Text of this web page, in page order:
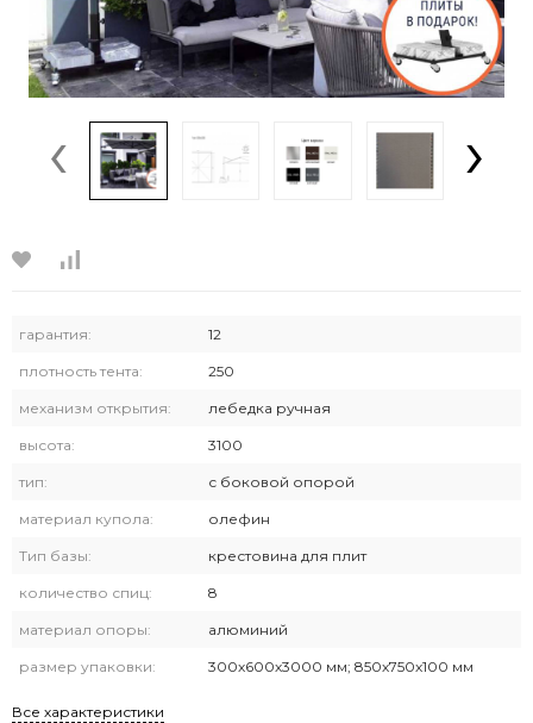
‹ ›
гарантия: 12
плотность тента: 250
механизм открытия: лебедка ручная
высота: 3100
тип: с боковой опорой
материал купола: олефин
Тип базы: крестовина для плит
количество спиц: 8
материал опоры: алюминий
размер упаковки: 300х600х3000 мм; 850х750х100 мм
Все характеристики